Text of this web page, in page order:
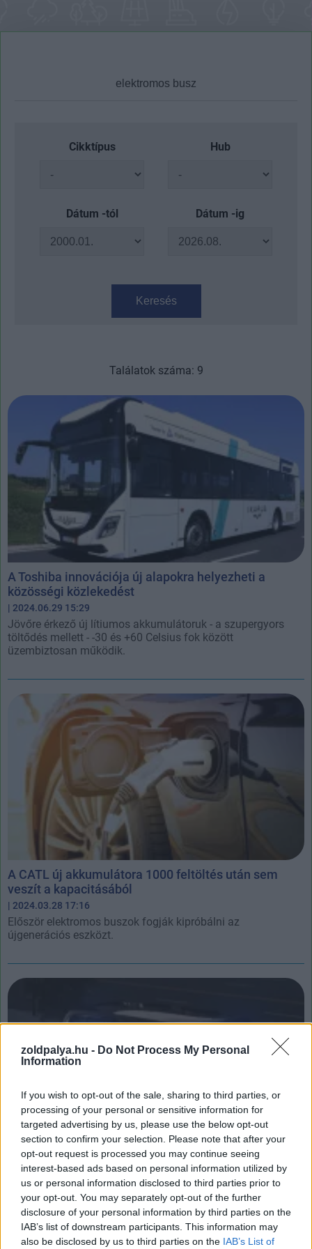
zoldpalya.hu - Do Not Process My Personal
Information
If you wish to opt-out of the sale, sharing to third parties, or
processing of your personal or sensitive information for
targeted advertising by us, please use the below opt-out
section to confirm your selection. Please note that after your
opt-out request is processed you may continue seeing
interest-based ads based on personal information utilized by
us or personal information disclosed to third parties prior to
your opt-out. You may separately opt-out of the further
disclosure of your personal information by third parties on the
IAB’s list of downstream participants. This information may
also be disclosed by us to third parties on the IAB’s List of
Cikktípus Hub
Dátum -tól Dátum -ig
Keresés
Találatok száma: 9
A Toshiba innovációja új alapokra helyezheti a
közösségi közlekedést
| 2024.06.29 15:29
Jövőre érkező új lítiumos akkumulátoruk - a szupergyors
töltődés mellett - -30 és +60 Celsius fok között
üzembiztosan működik.
A CATL új akkumulátora 1000 feltöltés után sem
veszít a kapacitásából
| 2024.03.28 17:16
Először elektromos buszok fogják kipróbálni az
újgenerációs eszközt.
A Tesla fejlesztés alatt álló mikrobuszáról
készülhetett egy a neten terjedő videó
| 2023.07.12 15:51
A felvételen látható 12 utas szállítására alkalmas járművet
Tesla márkajelzésű kormánykerékkel látták el.